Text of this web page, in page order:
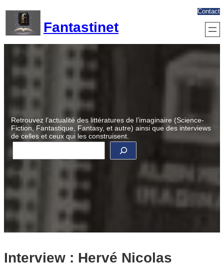
contenu
Fantastinet
Contact
Retrouvez l’actualité des littératures de l’imaginaire (Science-
Fiction, Fantastique, Fantasy, et autre) ainsi que des interviews
de celles et ceux qui les construisent.
R
c
h
e
c
h
Interview : Hervé Nicolas